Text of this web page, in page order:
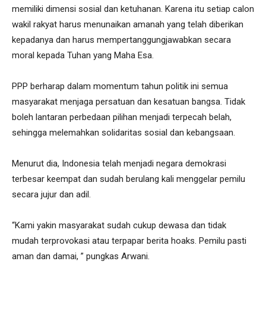
memiliki dimensi sosial dan ketuhanan. Karena itu setiap calon
wakil rakyat harus menunaikan amanah yang telah diberikan
kepadanya dan harus mempertanggungjawabkan secara
moral kepada Tuhan yang Maha Esa.
PPP berharap dalam momentum tahun politik ini semua
masyarakat menjaga persatuan dan kesatuan bangsa. Tidak
boleh lantaran perbedaan pilihan menjadi terpecah belah,
sehingga melemahkan solidaritas sosial dan kebangsaan.
Menurut dia, Indonesia telah menjadi negara demokrasi
terbesar keempat dan sudah berulang kali menggelar pemilu
secara jujur dan adil.
“Kami yakin masyarakat sudah cukup dewasa dan tidak
mudah terprovokasi atau terpapar berita hoaks. Pemilu pasti
aman dan damai, ” pungkas Arwani.